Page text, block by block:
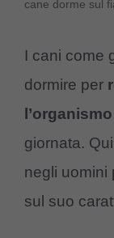
cane dorme sul
I cani come
dormire per
l’organismo
giornata.
negli uomini
sul suo